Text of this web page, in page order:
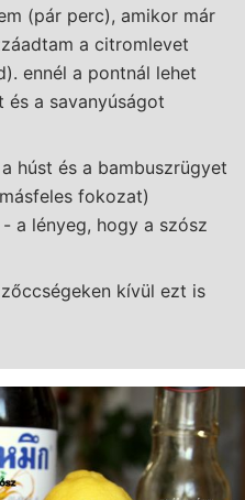
(pár perc), amikor már
a citromlevet
ennél a pontnál lehet
és a savanyúságot
húst és a bambuszrügyet
fokozat)
a lényeg, hogy a szósz
kívül ezt is